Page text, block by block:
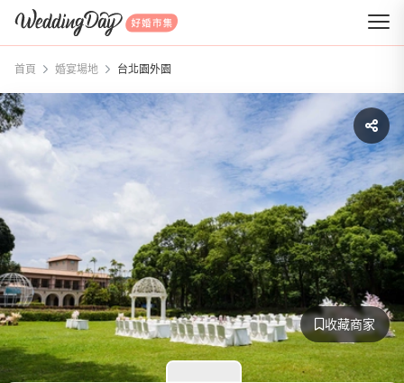
WeddingDay 好婚市集
首頁 婚宴場地 台北園外園
收藏商家